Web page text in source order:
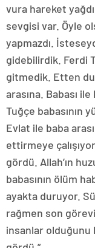
vura hareket
sevgisi var. Öyle
yapmazdı.
gidebilirdik. Ferdi
gitmedik. Etten
arasına. Babası
Tuğçe babasının
Evlat ile baba
ettirmeye
gördü. Allah’ın
babasının ölüm
ayakta duruyor.
rağmen son
insanlar